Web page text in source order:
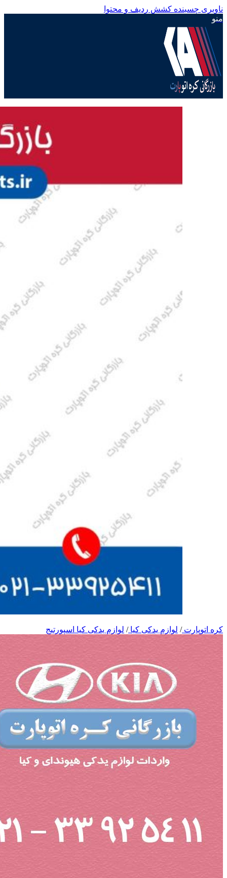
ناوبری چسبنده کشش ردیف و محتوا
منو
کره اتوپارت/ لوازم یدکی کیا/ لوازم یدکی کیا اسپورتیج